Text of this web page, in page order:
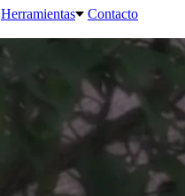
Herramientas
Contacto